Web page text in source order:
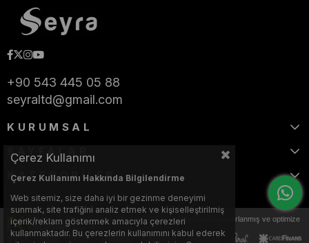
+90 543 445 05 88
seyraltd@gmail.com
KURUMSAL
SAYFALAR
KATEGORİLER
Bu web sitesi, Nihat KILIÇARSLAN tarafından tasarlanmış ve optimize
edilmiştir.
Çerez Kullanımı
Çerez Kullanımı Hakkında Bilgilendirme
Web sitemiz, size daha iyi bir gezinme deneyimi
sunmak, site trafiğini analiz etmek ve kişiselleştirilmiş
içerik/reklam göstermek amacıyla çerezleri
kullanmaktadır. Bu çerezlerin kullanımını kabul ederek